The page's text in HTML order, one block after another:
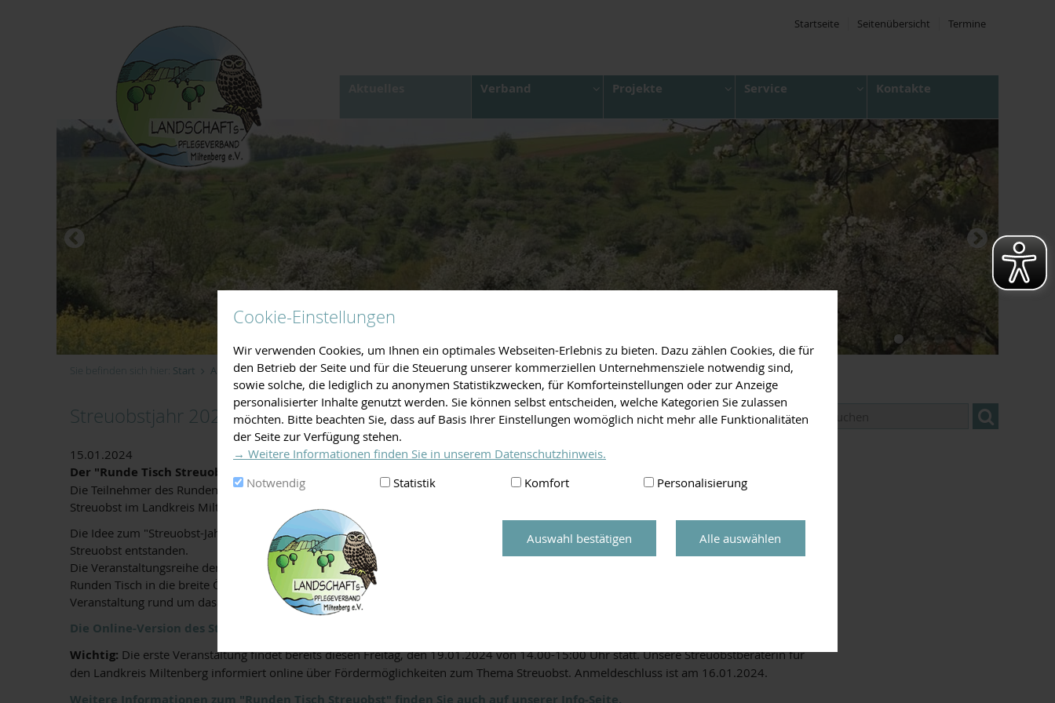
Cookie-Einstellungen
Wir verwenden Cookies, um Ihnen ein optimales Webseiten-Erlebnis zu bieten. Dazu zählen Cookies, die für
den Betrieb der Seite und für die Steuerung unserer kommerziellen Unternehmensziele notwendig sind,
sowie solche, die lediglich zu anonymen Statistikzwecken, für Komforteinstellungen oder zur Anzeige
personalisierter Inhalte genutzt werden. Sie können selbst entscheiden, welche Kategorien Sie zulassen
möchten. Bitte beachten Sie, dass auf Basis Ihrer Einstellungen womöglich nicht mehr alle Funktionalitäten
der Seite zur Verfügung stehen.
→ Weitere Informationen finden Sie in unserem Datenschutzhinweis.
Notwendig
Statistik Komfort Personalisierung
Auswahl bestätigen Alle auswählen
Startseite Seitenübersicht Termine
Verband Projekte Service Kontakte
Sie befinden sich hier: Start Aktuelles Streuobstjahr 2024 - jetzt geht's los!
Streuobstjahr 2024 - jetzt geht's los!
15.01.2024
Der "Runde Tisch Streuobst" im Landkreis Miltenberg startet mit seiner Veranstaltungsreihe "Streuobst-Jahr 2024".
Die Teilnehmer des Runden Tisches
Streuobst im Landkreis Miltenberg haben für das Jahr 2024 zwölf interessante Veranstaltungen zusammengestellt.
Die Idee zum "Streuobst-Jahr 2024" ist in der Arbeitsgruppe "Umweltbildung und Öffentlichkeitsarbeit" im Rahmen des Runden Tisch
Streuobst entstanden.
Die Veranstaltungsreihe der Mitwirkenden „Runder Tisch Streuobst“ soll die Ideen, das Wissen und die Erfahrungen ausgehend vom
Runden Tisch in die breite Öffentlichkeit bringen. Dazu bieten die verschiedenen Teilnehmer des Runden Tischs jeden Monat eine
Veranstaltung rund um das Thema Streuobst an.
Die Online-Version des Streuobst-Kalenders 2024 können Sie hier herunterladen.
Wichtig: Die erste Veranstaltung findet bereits diesen Freitag, den 19.01.2024 von 14.00-15:00 Uhr statt. Unsere Streuobstberaterin für
den Landkreis Miltenberg informiert online über Fördermöglichkeiten zum Thema Streuobst. Anmeldeschluss ist am 16.01.2024.
Weitere Informationen zum "Runden Tisch Streuobst" finden Sie auch auf unserer Info-Seite.